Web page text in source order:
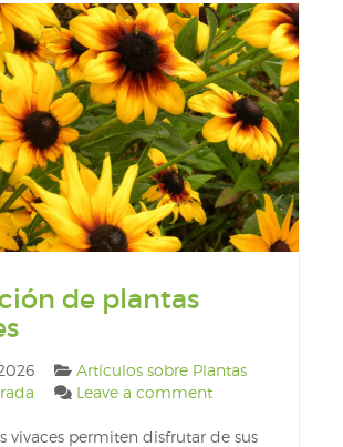
de plantas
Artículos sobre Plantas
Leave a comment
vivaces permiten disfrutar de sus